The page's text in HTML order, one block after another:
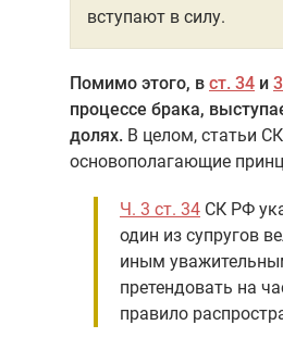
вступают в силу.
Помимо этого, в ст. 34 и
процессе брака,
долях. В целом, статьи
основополагающие
Ч. 3 ст. 34 СК РФ
один из супругов
иным
претендовать на
правило